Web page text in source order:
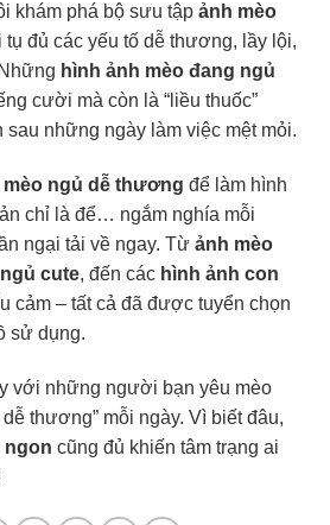
khám phá bộ sưu tập ảnh mèo
tụ đủ các yếu tố dễ thương, lầy lội,
hình ảnh mèo đang ngủ
cười mà còn là “liều thuốc”
những ngày làm việc mệt mỏi.
mèo ngủ dễ thương để làm hình
chỉ là để… ngắm nghía mỗi
ngại tải về ngay. Từ ảnh mèo
cute, đến các hình ảnh con
cảm – tất cả đã được tuyển chọn
sử dụng.
với những người bạn yêu mèo
thương” mỗi ngày. Vì biết đâu,
ngon cũng đủ khiến tâm trạng ai